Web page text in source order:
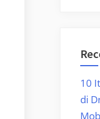
10
di